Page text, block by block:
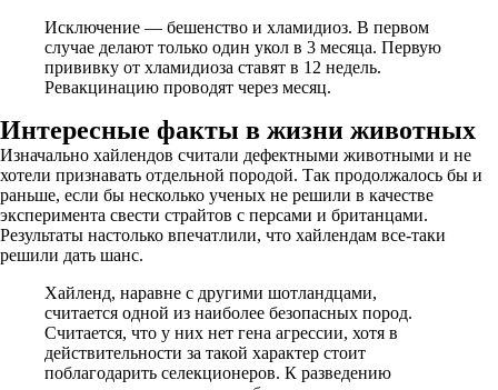
Исключение — бешенство и хламидиоз. В первом
случае делают только один укол в 3 месяца. Первую
прививку от хламидиоза ставят в 12 недель.
Ревакцинацию проводят через месяц.
Интересные факты в жизни животных
Изначально хайлендов считали дефектными животными и не
хотели признавать отдельной породой. Так продолжалось бы и
раньше, если бы несколько ученых не решили в качестве
эксперимента свести страйтов с персами и британцами.
Результаты настолько впечатлили, что хайлендам все-таки
решили дать шанс.
Хайленд, наравне с другими шотландцами,
считается одной из наиболее безопасных пород.
Считается, что у них нет гена агрессии, хотя в
действительности за такой характер стоит
поблагодарить селекционеров. К разведению